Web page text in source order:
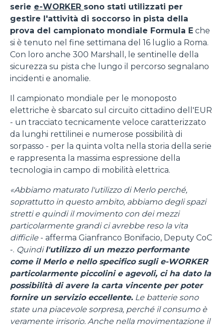
serie e-WORKER sono stati utilizzati per
gestire l'attività di soccorso in pista della
prova del campionato mondiale Formula E che
si è tenuto nel fine settimana del 16 luglio a Roma.
Con loro anche 300 Marshall, le sentinelle della
sicurezza su pista che lungo il percorso segnalano
incidenti e anomalie.
Il campionato mondiale per le monoposto
elettriche è sbarcato sul circuito cittadino dell'EUR
- un tracciato tecnicamente veloce caratterizzato
da lunghi rettilinei e numerose possibilità di
sorpasso - per la quinta volta nella storia della serie
e rappresenta la massima espressione della
tecnologia in campo di mobilità elettrica.
«Abbiamo maturato l'utilizzo di Merlo perché,
soprattutto in questo ambito, abbiamo degli spazi
stretti e quindi il movimento con dei mezzi
particolarmente grandi ci avrebbe reso la vita
difficile - afferma Gianfranco Bonifacio, Deputy CoC
-. Quindil'utilizzo di un mezzo performante
come il Merlo e nello specifico sugli e-WORKER
particolarmente piccolini e agevoli, ci ha dato la
possibilità di avere la carta vincente per poter
fornire un servizio eccellente. Le batterie sono
state una piacevole sorpresa, perché il consumo è
veramente irrisorio. Anche nella movimentazione il